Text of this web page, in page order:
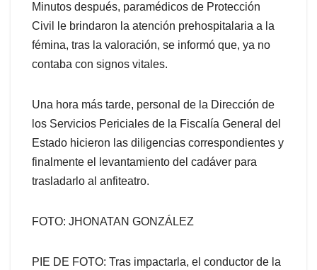
Minutos después, paramédicos de Protección
Civil le brindaron la atención prehospitalaria a la
fémina, tras la valoración, se informó que, ya no
contaba con signos vitales.
Una hora más tarde, personal de la Dirección de
los Servicios Periciales de la Fiscalía General del
Estado hicieron las diligencias correspondientes y
finalmente el levantamiento del cadáver para
trasladarlo al anfiteatro.
FOTO: JHONATAN GONZÁLEZ
PIE DE FOTO: Tras impactarla, el conductor de la